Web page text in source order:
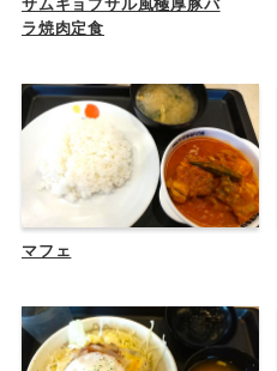
サムギョプサル風極厚豚バ
ラ焼肉定食
マフェ